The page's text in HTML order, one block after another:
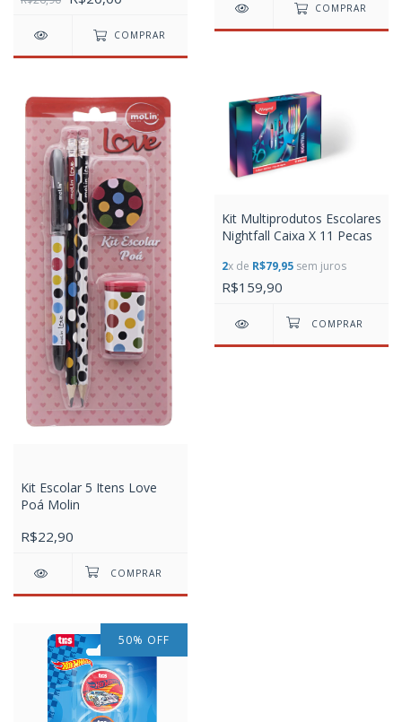
COMPRAR
COMPRAR
Kit Escolar 5 Itens Love
Poá Molin
R$22,90
Kit Multiprodutos Escolares
Nightfall Caixa X 11 Pecas
2x de R$79,95 sem juros
R$159,90
50% OFF